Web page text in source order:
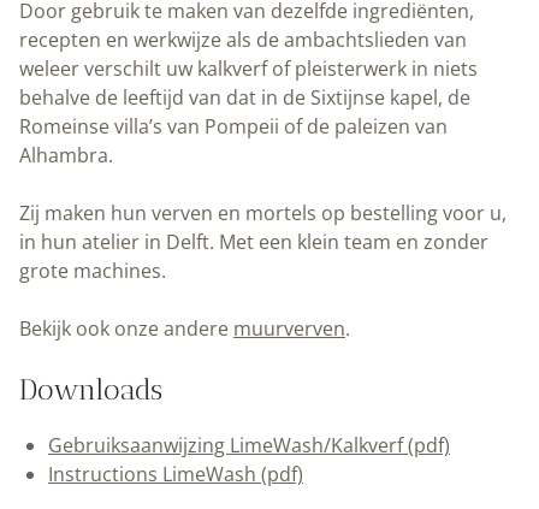
Door gebruik te maken van dezelfde ingrediënten,
recepten en werkwijze als de ambachtslieden van
weleer verschilt uw kalkverf of pleisterwerk in niets
behalve de leeftijd van dat in de Sixtijnse kapel, de
Romeinse villa’s van Pompeii of de paleizen van
Alhambra.
Zij maken hun verven en mortels op bestelling voor u,
in hun atelier in Delft. Met een klein team en zonder
grote machines.
Bekijk ook onze andere muurverven.
Downloads
Gebruiksaanwijzing LimeWash/Kalkverf (pdf)
Instructions LimeWash (pdf)